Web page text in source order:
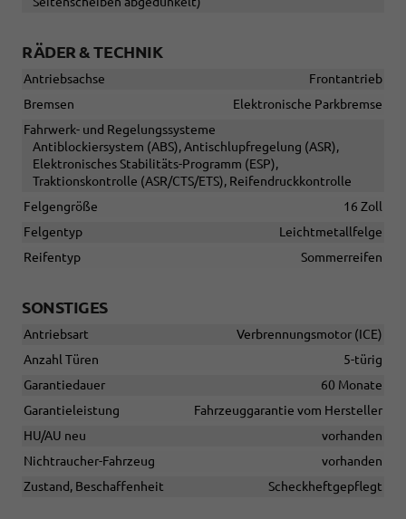
RÄDER & TECHNIK
Antriebsachse
Frontantrieb
Bremsen
Elektronische Parkbremse
Fahrwerk- und Regelungssysteme
Antiblockiersystem (ABS), Antischlupfregelung (ASR),
Elektronisches Stabilitäts-Programm (ESP),
Traktionskontrolle (ASR/CTS/ETS), Reifendruckkontrolle
Felgengröße
16 Zoll
Felgentyp
Leichtmetallfelge
Reifentyp
Sommerreifen
SONSTIGES
Antriebsart
Verbrennungsmotor (ICE)
Anzahl Türen
5-türig
Garantiedauer
60 Monate
Garantieleistung
Fahrzeuggarantie vom Hersteller
HU/AU neu
vorhanden
Nichtraucher-Fahrzeug
vorhanden
Zustand, Beschaffenheit
Scheckheftgepflegt